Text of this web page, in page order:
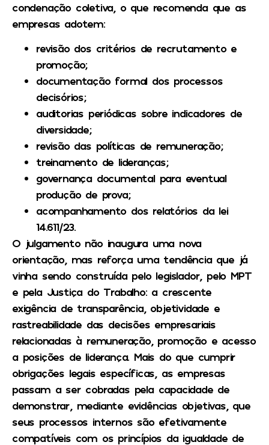
condenação coletiva, o que recomenda que as
empresas adotem:
revisão dos critérios de recrutamento e
promoção;
documentação formal dos processos
decisórios;
auditorias periódicas sobre indicadores de
diversidade;
revisão das políticas de remuneração;
treinamento de lideranças;
governança documental para eventual
produção de prova;
acompanhamento dos relatórios da lei
14.611/23.
O julgamento não inaugura uma nova
orientação, mas reforça uma tendência que já
vinha sendo construída pelo legislador, pelo MPT
e pela Justiça do Trabalho: a crescente
exigência de transparência, objetividade e
rastreabilidade das decisões empresariais
relacionadas à remuneração, promoção e acesso
a posições de liderança. Mais do que cumprir
obrigações legais específicas, as empresas
passam a ser cobradas pela capacidade de
demonstrar, mediante evidências objetivas, que
seus processos internos são efetivamente
compatíveis com os princípios da igualdade de